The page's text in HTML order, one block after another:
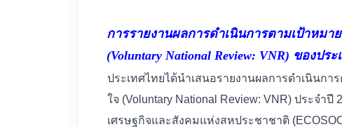
การรายงานผลการดำเนินการตามเป้าหม
(Voluntary National Review: VNR) ของประ
ประเทศไทยได้นำเสนอรายงานผลการดำเนินกา
ใจ (Voluntary National Review: VNR) ประจำปี
เศรษฐกิจและสังคมแห่งสหประชาชาติ
ก
ก